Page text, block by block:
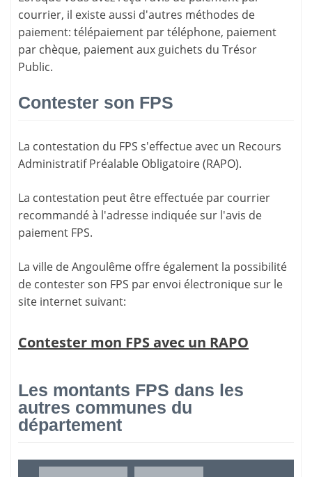
courrier, il existe aussi d'autres méthodes de
paiement: télépaiement par téléphone, paiement
par chèque, paiement aux guichets du Trésor
Public.
Contester son FPS
La contestation du FPS s'effectue avec un Recours
Administratif Préalable Obligatoire (RAPO).
La contestation peut être effectuée par courrier
recommandé à l'adresse indiquée sur l'avis de
paiement FPS.
La ville de Angoulême offre également la possibilité
de contester son FPS par envoi électronique sur le
site internet suivant:
Contester mon FPS avec un RAPO
Les montants FPS dans les
autres communes du
département